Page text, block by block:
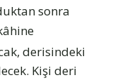
sonra
derisindeki
Kişi deri